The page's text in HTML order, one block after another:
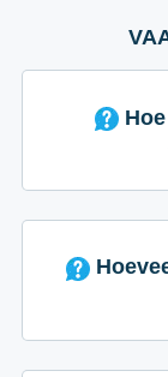
Hoeveel kost het om de voordeur te